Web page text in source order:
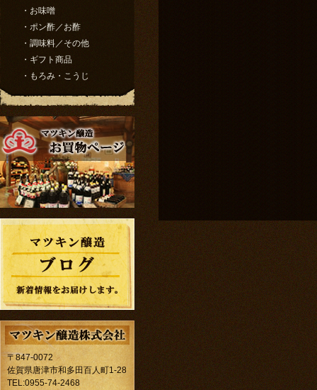
・お味噌
・ポン酢／お酢
・調味料／その他
・ギフト商品
・もろみ・こうじ
〒847-0072
佐賀県唐津市和多田百人町1-28
TEL:0955-74-2468